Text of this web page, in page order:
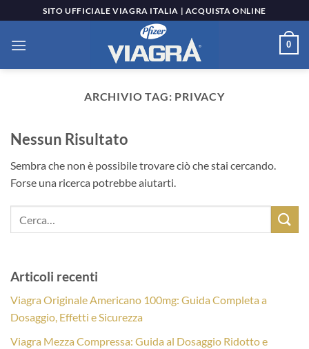
ai
contenuti
SITO UFFICIALE VIAGRA ITALIA | ACQUISTA ONLINE
0
ARCHIVIO TAG: PRIVACY
Nessun Risultato
Sembra che non è possibile trovare ciò che stai cercando.
Forse una ricerca potrebbe aiutarti.
Articoli recenti
Viagra Originale Americano 100mg: Guida Completa a
Dosaggio, Effetti e Sicurezza
Viagra Mezza Compressa: Guida al Dosaggio Ridotto e